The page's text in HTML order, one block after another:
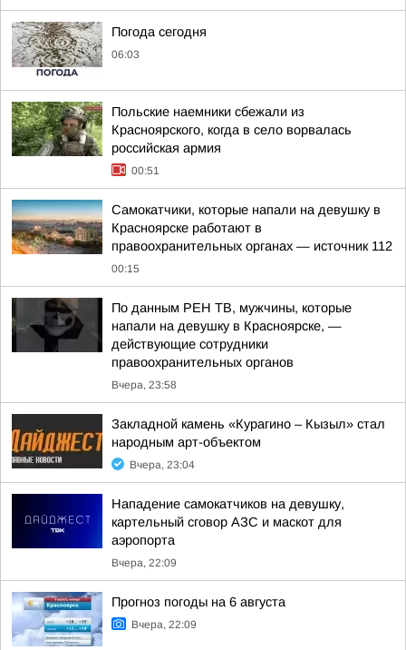
Погода сегодня
06:03
Польские наемники сбежали из
Красноярского, когда в село ворвалась
российская армия
00:51
Самокатчики, которые напали на девушку в
Красноярске работают в
правоохранительных органах — источник 112
00:15
По данным РЕН ТВ, мужчины, которые
напали на девушку в Красноярске, —
действующие сотрудники
правоохранительных органов
Вчера, 23:58
Закладной камень «Курагино – Кызыл» стал
народным арт-объектом
Вчера, 23:04
Нападение самокатчиков на девушку,
картельный сговор АЗС и маскот для
аэропорта
Вчера, 22:09
Прогноз погоды на 6 августа
Вчера, 22:09